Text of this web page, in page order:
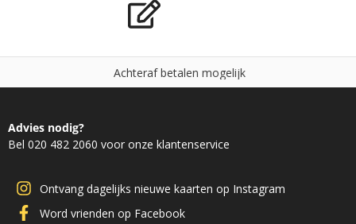
Achteraf betalen mogelijk
Advies nodig?
Bel 020 482 2060 voor onze klantenservice
Ontvang dagelijks nieuwe kaarten op Instagram
Word vrienden op Facebook